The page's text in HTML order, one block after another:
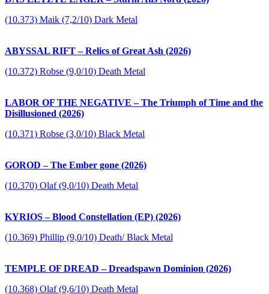
(10.373) Maik (7,2/10) Dark Metal
ABYSSAL RIFT – Relics of Great Ash (2026)
(10.372) Robse (9,0/10) Death Metal
LABOR OF THE NEGATIVE – The Triumph of Time and the
Disillusioned (2026)
(10.371) Robse (3,0/10) Black Metal
GOROD – The Ember gone (2026)
(10.370) Olaf (9,0/10) Death Metal
KYRIOS – Blood Constellation (EP) (2026)
(10.369) Phillip (9,0/10) Death/ Black Metal
TEMPLE OF DREAD – Dreadspawn Dominion (2026)
(10.368) Olaf (9,6/10) Death Metal